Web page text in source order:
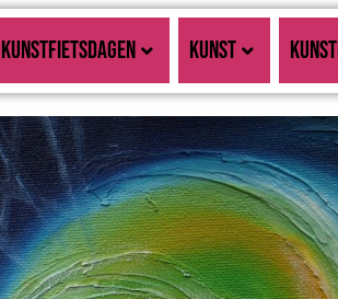
KUNSTFIETSDAGEN KUNST